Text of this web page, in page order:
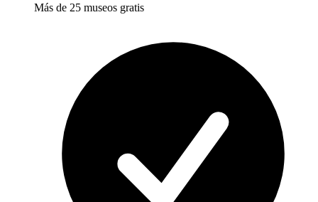
Más de 25 museos gratis